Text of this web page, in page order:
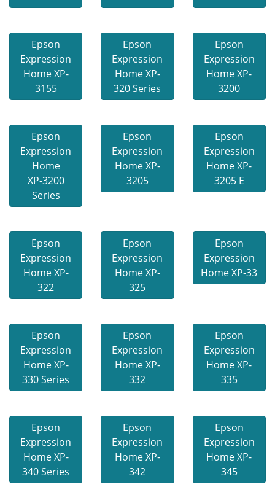
Epson
Expression
Home XP-
3155
Epson
Expression
Home XP-
320 Series
Epson
Expression
Home XP-
3200
Epson
Expression
Home
XP-3200
Series
Epson
Expression
Home XP-
3205
Epson
Expression
Home XP-
3205 E
Epson
Expression
Home XP-
322
Epson
Expression
Home XP-
325
Epson
Expression
Home XP-33
Epson
Expression
Home XP-
330 Series
Epson
Expression
Home XP-
332
Epson
Expression
Home XP-
335
Epson
Expression
Home XP-
340 Series
Epson
Expression
Home XP-
342
Epson
Expression
Home XP-
345